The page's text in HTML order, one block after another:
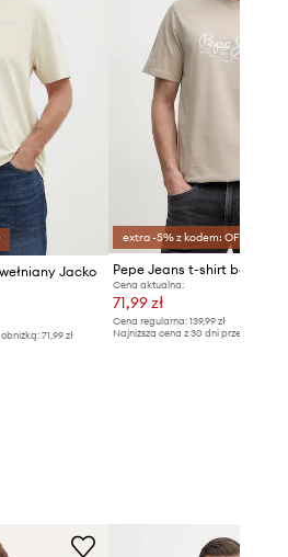
Jacko
71,99 zł
extra -5% z kodem: OFF*
Cena aktualna:
71,99 zł
Cena regularna: 139,99 zł
Najniższa cena z 30 dni przed obniżką: